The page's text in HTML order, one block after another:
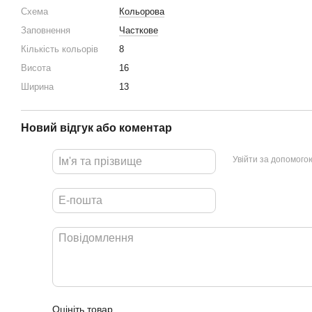
Схема
Кольорова
Заповнення
Часткове
Кількість кольорів
8
Висота
16
Ширина
13
Новий відгук або коментар
Увійти за
Оцініть товар